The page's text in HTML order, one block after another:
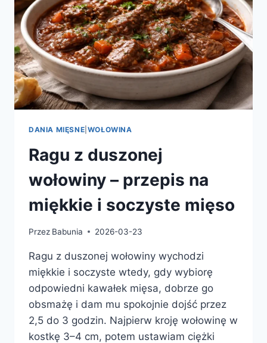
DANIA MIĘSNE WOŁOWINA
Ragu z duszonej
wołowiny – przepis na
miękkie i soczyste mięso
Przez Babunia 2026-03-23
Ragu z duszonej wołowiny wychodzi
miękkie i soczyste wtedy, gdy wybiorę
odpowiedni kawałek mięsa, dobrze go
obsmażę i dam mu spokojnie dojść przez
2,5 do 3 godzin. Najpierw kroję wołowinę w
kostkę 3–4 cm, potem ustawiam ciężki